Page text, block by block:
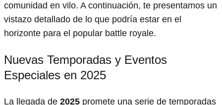
comunidad en vilo. A continuación, te presentamos un
vistazo detallado de lo que podría estar en el
horizonte para el popular battle royale.
Nuevas Temporadas y Eventos
Especiales en 2025
La llegada de 2025 promete una serie de temporadas